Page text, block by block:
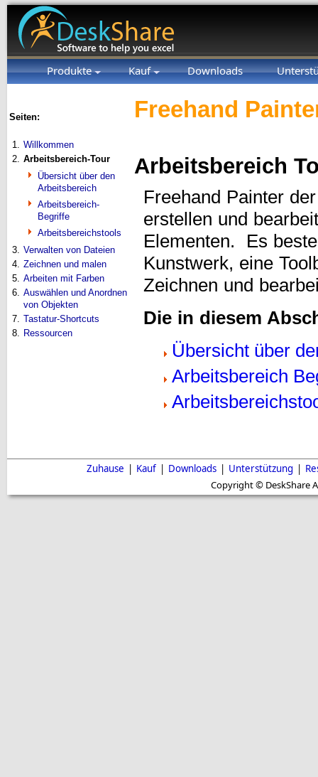
Produkte Kauf Downloads
Seiten:
1. Willkommen
2. Arbeitsbereich-Tour
Übersicht über den
Arbeitsbereich
Arbeitsbereich-
Begriffe
Arbeitsbereichstools
3. Verwalten von Dateien
4. Zeichnen und malen
5. Arbeiten mit Farben
6. Auswählen und Anordnen
von Objekten
7. Tastatur-Shortcuts
8. Ressourcen
Freehand
Arbeitsbereich
Freehand Painter
erstellen und
Elementen. Es
Kunstwerk, eine
Zeichnen und
Die in diesem
Übersicht über
Arbeitsbereich
Zuhause | Kauf | Downloads | Unterstützung |
Copyright © DeskShare